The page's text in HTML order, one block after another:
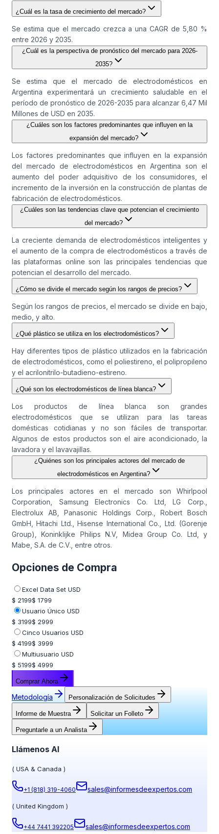
¿Cuál es la tasa de crecimiento del mercado?
Se estima que el mercado crezca a una CAGR de 5,80 %
entre 2026 y 2035.
¿Cuál es la perspectiva de pronóstico del mercado para 2026-
2035?
Se estima que el mercado de electrodomésticos en
Argentina experimentará un crecimiento saludable en el
período de pronóstico de 2026-2035 para alcanzar 6,47 Mil
Millones de USD en 2035.
¿Cuáles son los factores predominantes que influyen en la
expansión del mercado?
Los factores predominantes que influyen en la expansión
del mercado de electrodomésticos en Argentina son el
aumento del poder adquisitivo de los consumidores, el
incremento de la inversión en la construcción de plantas de
fabricación de electrodomésticos.
¿Cuáles son las tendencias clave que potencian el crecimiento
del mercado?
La creciente demanda de electrodomésticos inteligentes y
el aumento de la compra de electrodomésticos a través de
las plataformas online son las principales tendencias que
potencian el desarrollo del mercado.
¿Cómo se divide el mercado según los rangos de precios?
Según los rangos de precios, el mercado se divide en bajo,
medio, y alto.
¿Qué plástico se utiliza en los electrodomésticos?
Hay diferentes tipos de plástico utilizados en la fabricación
de electrodomésticos, como el poliestireno, el polipropileno
y el acrilonitrilo-butadieno-estireno.
¿Qué son los electrodomésticos de línea blanca?
Los productos de línea blanca son grandes
electrodomésticos que se utilizan para las tareas
domésticas cotidianas y no son fáciles de transportar.
Algunos de estos productos son el aire acondicionado, la
lavadora y el lavavajillas.
¿Quiénes son los principales actores del mercado de
electrodomésticos en Argentina?
Los principales actores en el mercado son Whirlpool
Corporation, Samsung Electronics Co. Ltd, LG Corp.,
Electrolux AB, Panasonic Holdings Corp., Robert Bosch
GmbH, Hitachi Ltd., Hisense International Co., Ltd. (Gorenje
Group), Koninklijke Philips N.V, Midea Group Co. Ltd, y
Mabe, S.A. de C.V., entre otros.
Opciones de Compra
Excel Data Set USD
$ 2199$ 1799
Usuario Único USD
$ 3199$ 2999
Cinco Usuarios USD
$ 4199$ 3999
Multiusuario USD
$ 5199$ 4999
Comprar Ahora
Metodología Personalización de Solicitudes
Informe de Muestra Solicitar un Folleto
Preguntarle a un Analista
Llámenos Al
( USA & Canada )
+1 (818) 319-4060 sales@informesdeexpertos.com
( United Kingdom )
+44 7441 392205 sales@informesdeexpertos.com